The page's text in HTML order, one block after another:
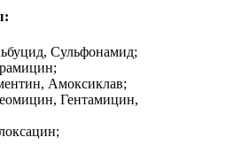
Сульфонамид;
Амоксиклав;
Гентамицин,